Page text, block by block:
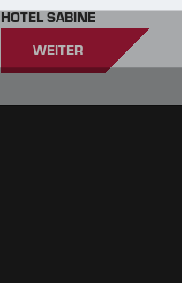
HOTEL SABINE
WEITER